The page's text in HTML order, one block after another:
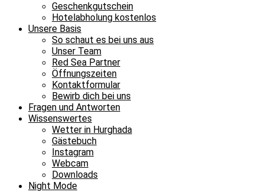
Geschenkgutschein
Hotelabholung kostenlos
Unsere Basis
So schaut es bei uns aus
Unser Team
Red Sea Partner
Öffnungszeiten
Kontaktformular
Bewirb dich bei uns
Fragen und Antworten
Wissenswertes
Wetter in Hurghada
Gästebuch
Instagram
Webcam
Downloads
Night Mode